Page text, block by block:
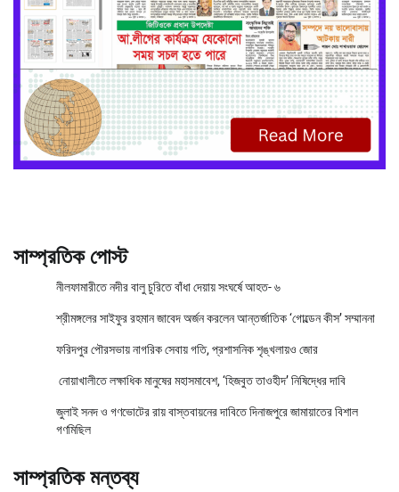
সাম্প্রতিক পোস্ট
নীলফামারীতে নদীর বালু চুরিতে বাঁধা দেয়ায় সংঘর্ষে আহত- ৬
শ্রীমঙ্গলের সাইফুর রহমান জাবেদ অর্জন করলেন আন্তর্জাতিক ‘গোল্ডেন কীস’ সম্মাননা
ফরিদপুর পৌরসভায় নাগরিক সেবায় গতি, প্রশাসনিক শৃঙ্খলায়ও জোর
নোয়াখালীতে লক্ষাধিক মানুষের মহাসমাবেশ, ‘হিজবুত তাওহীদ’ নিষিদ্ধের দাবি
জুলাই সনদ ও গণভোটের রায় বাস্তবায়নের দাবিতে দিনাজপুরে জামায়াতের বিশাল
গণমিছিল
সাম্প্রতিক মন্তব্য